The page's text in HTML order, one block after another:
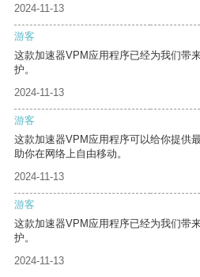
2024-11-13
游客
这款加速器VPM应用程序已经为我们带
护。
2024-11-13
游客
这款加速器VPM应用程序可以给你提供
助你在网络上自由移动。
2024-11-13
游客
这款加速器VPM应用程序已经为我们带
护。
2024-11-13